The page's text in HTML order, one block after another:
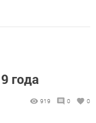
года
919 0 0